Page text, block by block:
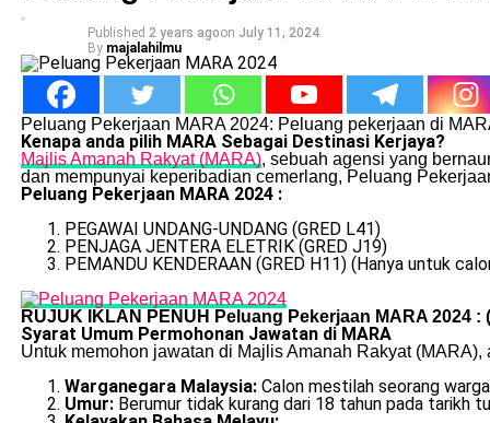
Published 2 years agoon July 11, 2024
By majalahilmu
Peluang Pekerjaan MARA 2024: Peluang pekerjaan di
Kenapa anda pilih MARA Sebagai Destinasi Kerjaya?
Majlis Amanah Rakyat (MARA), sebuah agensi yang
dan mempunyai keperibadian cemerlang, Peluang
Peluang Pekerjaan MARA 2024 :
PEGAWAI UNDANG-UNDANG (GRED L41)
PENJAGA JENTERA ELETRIK (GRED J19)
PEMANDU KENDERAAN (GRED H11) (Hanya untuk
RUJUK IKLAN PENUH Peluang Pekerjaan MARA 2024 : (
Syarat Umum Permohonan Jawatan di MARA
Untuk memohon jawatan di Majlis Amanah Rakyat
Warganegara Malaysia:Calon mestilah seorang
Umur:Berumur tidak kurang dari 18 tahun pada tarikh